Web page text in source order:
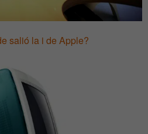
salió la i de Apple?